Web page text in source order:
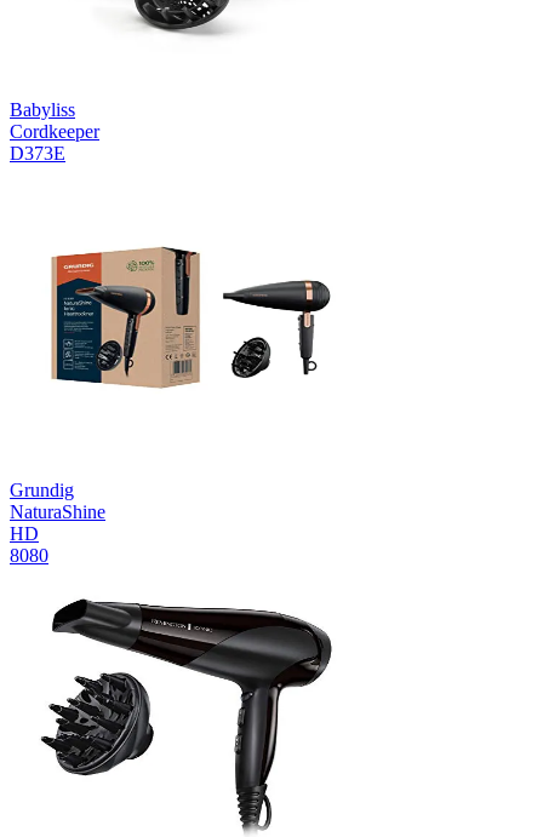
Babyliss
Cordkeeper
D373E
Grundig
NaturaShine
HD
8080